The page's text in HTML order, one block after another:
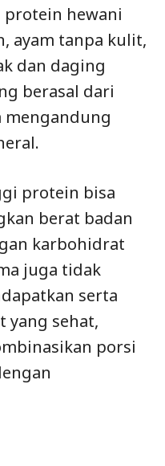
protein hewani
ayam tanpa kulit,
dan daging
berasal dari
mengandung
protein bisa
berat badan
karbohidrat
juga tidak
serta
yang sehat,
porsi